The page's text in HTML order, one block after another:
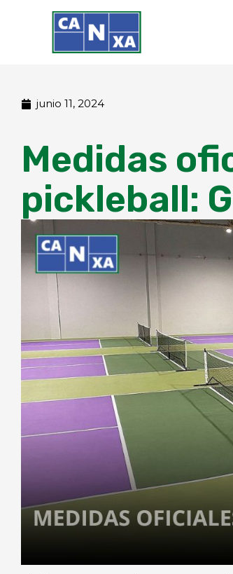
junio 11, 2024
Medidas
pickleball: